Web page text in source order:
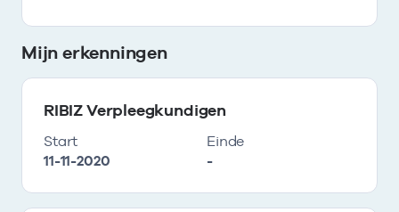
Mijn erkenningen
RIBIZ Verpleegkundigen
Start
11-11-2020
Einde
-